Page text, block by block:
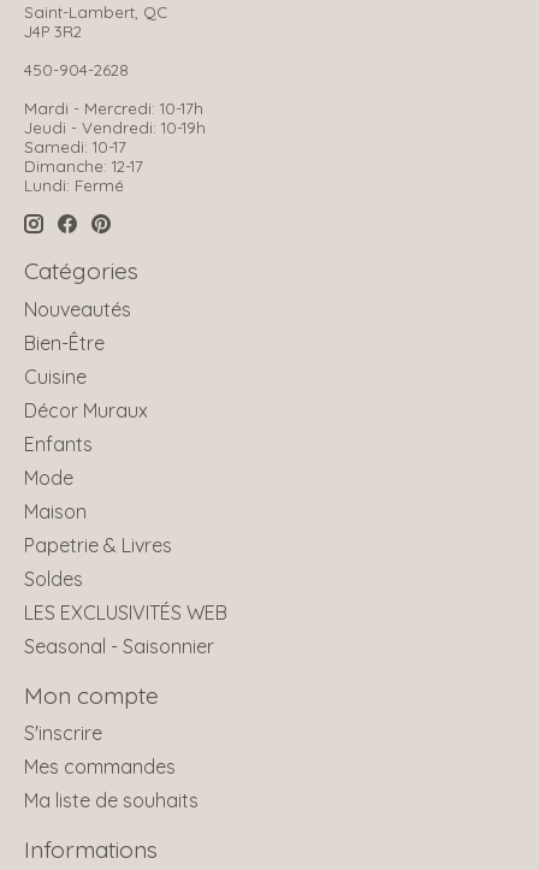
Saint-Lambert, QC
J4P 3R2
450-904-2628
Mardi - Mercredi: 10-17h
Jeudi - Vendredi: 10-19h
Samedi: 10-17
Dimanche: 12-17
Lundi: Fermé
Catégories
Nouveautés
Bien-Être
Cuisine
Décor Muraux
Enfants
Mode
Maison
Papetrie & Livres
Soldes
LES EXCLUSIVITÉS WEB
Seasonal - Saisonnier
Mon compte
S'inscrire
Mes commandes
Ma liste de souhaits
Informations